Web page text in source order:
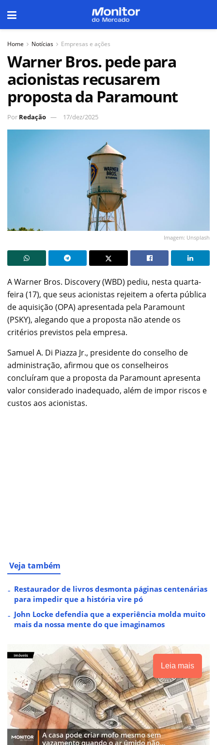
Home Notícias Empresas e ações
Warner Bros. pede para
acionistas recusarem
proposta da Paramount
Por Redação 17/dez/2025
Imagem: Unsplash
A Warner Bros. Discovery (WBD) pediu, nesta quarta-
feira (17), que seus acionistas rejeitem a oferta pública
de aquisição (OPA) apresentada pela Paramount
(PSKY), alegando que a proposta não atende os
critérios previstos pela empresa.
Samuel A. Di Piazza Jr., presidente do conselho de
administração, afirmou que os conselheiros
concluíram que a proposta da Paramount apresenta
valor considerado inadequado, além de impor riscos e
custos aos acionistas.
Veja também
Restaurador de livros desmonta páginas centenárias
para impedir que a história vire pó
John Locke defendia que a experiência molda muito
mais da nossa mente do que imaginamos
Leia mais